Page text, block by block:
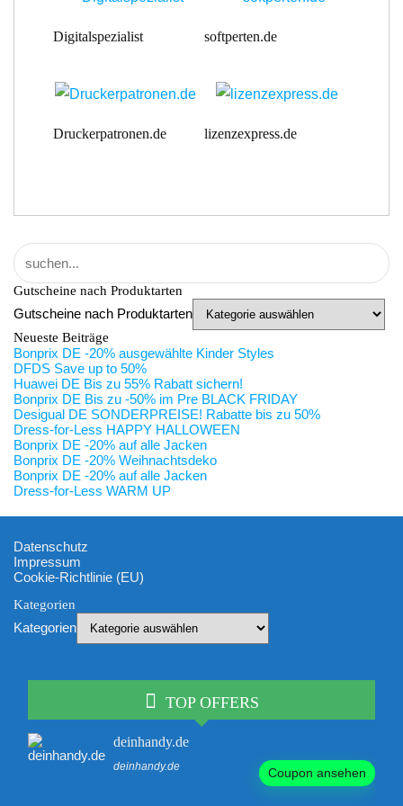
Digitalspezialist softperten.de
Druckerpatronen.de lizenzexpress.de
Gutscheine nach Produktarten
Gutscheine nach Produktarten
Neueste Beiträge
Bonprix DE -20% ausgewählte Kinder Styles
DFDS Save up to 50%
Huawei DE Bis zu 55% Rabatt sichern!
Bonprix DE Bis zu -50% im Pre BLACK FRIDAY
Desigual DE SONDERPREISE! Rabatte bis zu 50%
Dress-for-Less HAPPY HALLOWEEN
Bonprix DE -20% auf alle Jacken
Bonprix DE -20% Weihnachtsdeko
Bonprix DE -20% auf alle Jacken
Dress-for-Less WARM UP
Datenschutz
Impressum
Cookie-Richtlinie (EU)
Kategorien
Kategorien
TOP OFFERS
deinhandy.de
deinhandy.de Coupon ansehen